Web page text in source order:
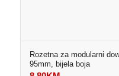
Rozetna za modularni
95mm, bijela boja